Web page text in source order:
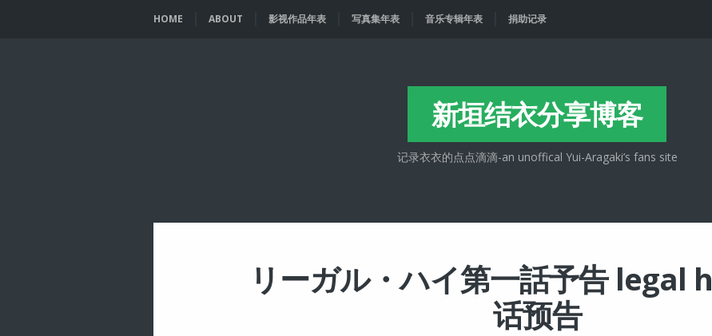
HOME ABOUT 影视作品年表 写真集年表 音乐专辑年表 捐助记录
新垣结衣分享博客
记录衣衣的点点滴滴-an unoffical Yui-Aragaki’s fans site
リーガル・ハイ第一話予告 legal
话预告